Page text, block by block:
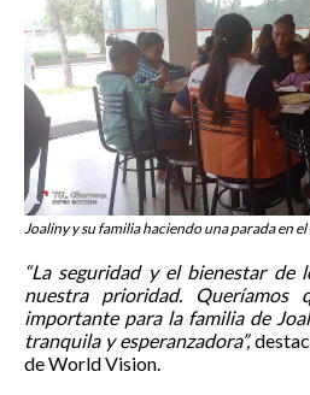
Joaliny y su familia haciendo una parada en
“La seguridad y el bienestar de
nuestra prioridad. Queríamos
importante para la familia de
tranquila y esperanzadora”,
de World Vision.